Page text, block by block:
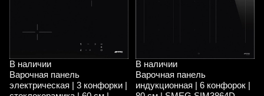
В наличии
Варочная панель
электрическая | 3 конфорки |
В наличии
Варочная панель
индукционная | 6 конфорок |